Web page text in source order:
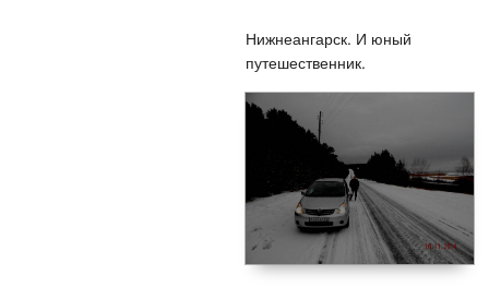
Нижнеангарск. И юный
путешественник.